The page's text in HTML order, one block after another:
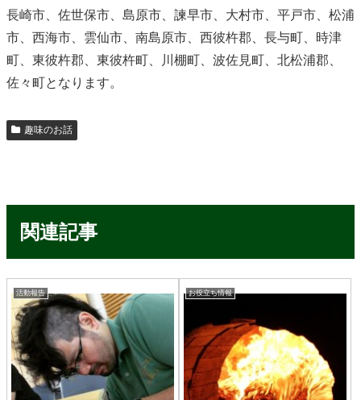
長崎市、佐世保市、島原市、諫早市、大村市、平戸市、松浦
市、西海市、雲仙市、南島原市、西彼杵郡、長与町、時津
町、東彼杵郡、東彼杵町、川棚町、波佐見町、北松浦郡、
佐々町となります。
趣味のお話
関連記事
活動報告 お役立ち情報